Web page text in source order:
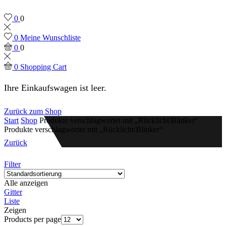
0 0
0 Meine Wunschliste
0 0
0 Shopping Cart
Ihre Einkaufswagen ist leer.
Zurück zum Shop
Start Shop Produkte verschlagwortet mit „Rücklicht/Blinker“
Produkte verschlagwortet mit „Rücklicht/Blinker“
Zurück
Filter
Alle anzeigen
Gitter
Liste
Zeigen
Products per page